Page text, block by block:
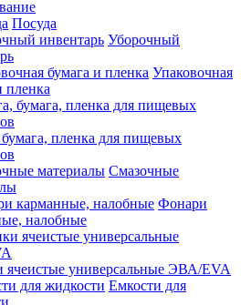
Посуда
Уборочный
Упаковочная
пленка
пленка для пищевых
Смазочные
Фонари
налобные
ячеистые универсальные ЭВА/EVA
Емкости для